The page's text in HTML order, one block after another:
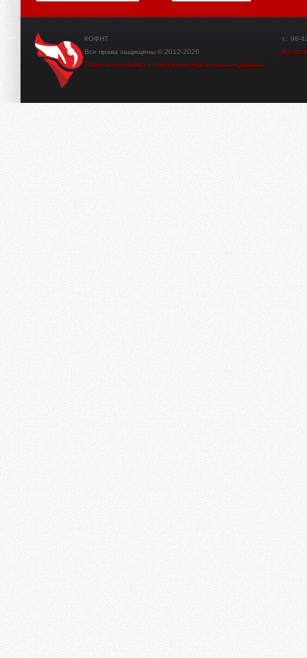
КОФНТ
Все права защищены © 2012-2026
Политика в области обработки персональных данных
т.: 98-41-